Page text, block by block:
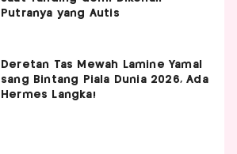
Putranya yang Autis
Deretan Tas Mewah Lamine Yamal
sang Bintang Piala Dunia 2026, Ada
Hermes Langka!